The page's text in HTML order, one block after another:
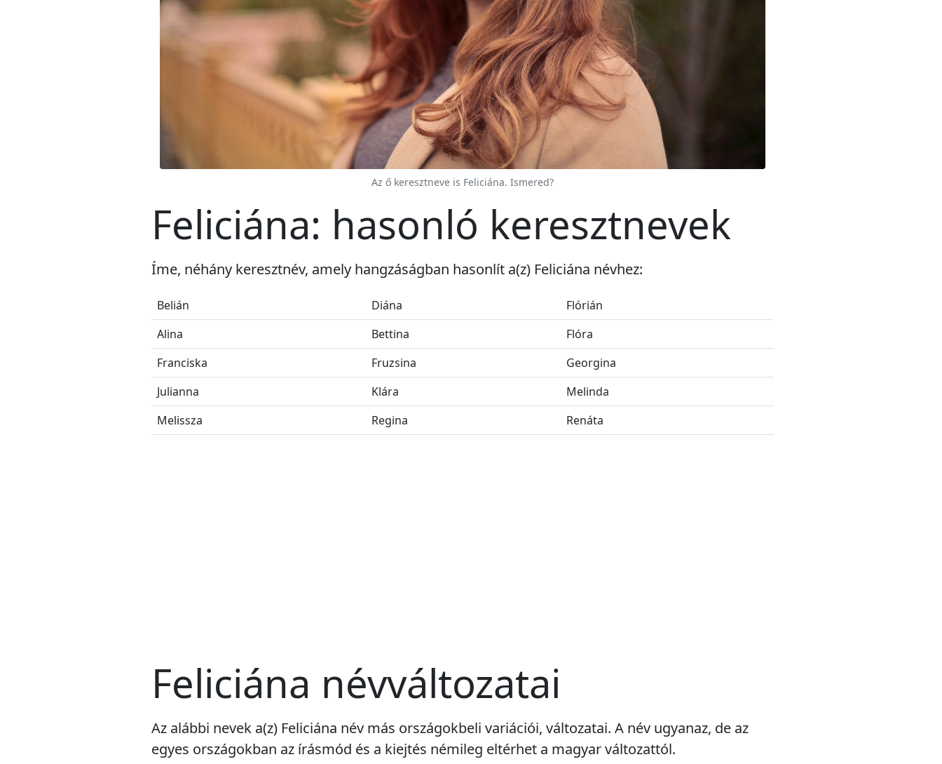
Az ő keresztneve is Feliciána. Ismered?
Feliciána: hasonló keresztnevek
Íme, néhány keresztnév, amely hangzáságban hasonlít a(z) Feliciána névhez:
Belián Diána
Flórián
Alina
Bettina
Flóra
Franciska
Fruzsina
Georgina
Julianna
Klára
Melinda
Melissza
Regina Renáta
Feliciána névváltozatai
Az alábbi nevek a(z) Feliciána név más országokbeli variációi, változatai. A név ugyanaz, de az
egyes országokban az írásmód és a kiejtés némileg eltérhet a magyar változattól.